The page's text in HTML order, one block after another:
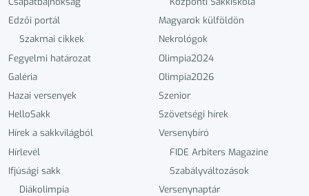
Edzői portál
Szakmai cikkek
Fegyelmi határozat
Galéria
Hazai versenyek
HelloSakk
Hírek a sakkvilágból
Hírlevél
Ifjúsági sakk
Diákolimpia
Magyarok külföldön
Nekrológok
Olimpia2024
Olimpia2026
Szenior
Szövetségi hírek
Versenybíró
FIDE Arbiters Magazine
Szabályváltozások
Versenynaptár